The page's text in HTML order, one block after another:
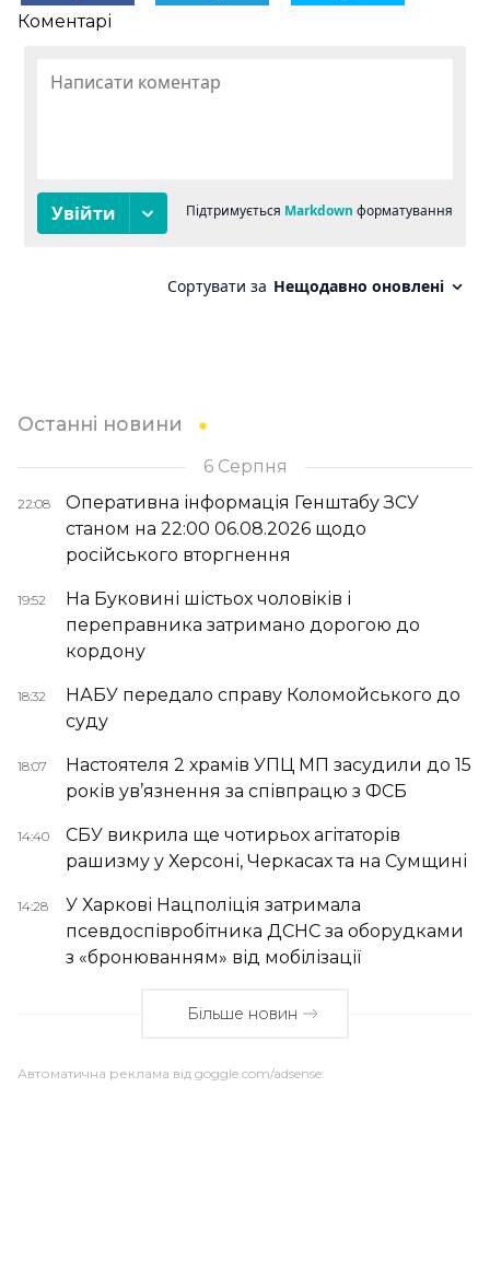
Коментарі
Останні новини
6 Серпня
22:08
Оперативна інформація Генштабу ЗСУ
станом на 22:00 06.08.2026 щодо
російського вторгнення
19:52
На Буковині шістьох чоловіків і
переправника затримано дорогою до
кордону
18:32
НАБУ передало справу Коломойського до
суду
18:07
Настоятеля 2 храмів УПЦ МП засудили до 15
років ув’язнення за співпрацю з ФСБ
14:40
СБУ викрила ще чотирьох агітаторів
рашизму у Херсоні, Черкасах та на Сумщині
14:28
У Харкові Нацполіція затримала
псевдоспівробітника ДСНС за оборудками
з «бронюванням» від мобілізації
Більше новин
Автоматична реклама від goggle.com/adsense: